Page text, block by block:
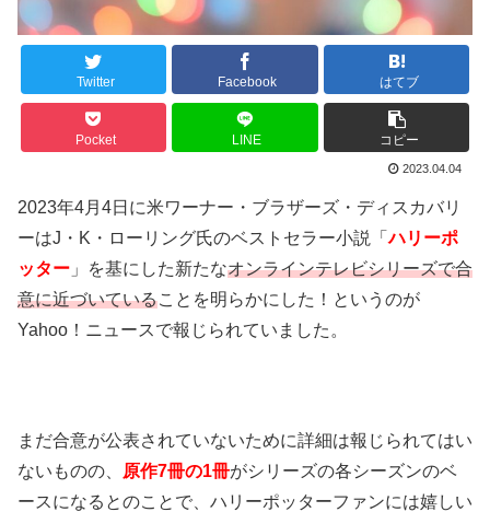
Twitter Facebook はてブ
Pocket LINE コピー
2023.04.04
2023年4月4日に米ワーナー・ブラザーズ・ディスカバリ
ーはJ・K・ローリング氏のベストセラー小説「ハリーポ
ッター 」を基にした新たなオンラインテレビシリーズで合
意に近づいていることを明らかにした！というのが
Yahoo！ニュースで報じられていました。
まだ合意が公表されていないために詳細は報じられてはい
ないものの、
原作7冊の1冊がシリーズの各シーズンのベ
ースになるとのことで、ハリーポッターファンには嬉しい